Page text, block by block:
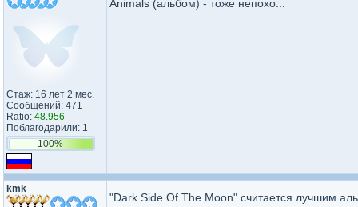
Стаж: 16 лет 2 мес.
Сообщений: 471
Ratio: 48.956
Поблагодарили: 1
100%
Animals (альбом) - тоже непохо...
kmk
"Dark Side Of The Moon" считается лучшим